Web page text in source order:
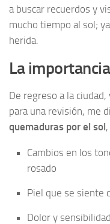
a buscar recuerdos y
mucho tiempo al sol;
herida.
La
De regreso a la
para una revisión, me
quemaduras por el sol
Cambios en los
rosado
Piel que se siente
Dolor y sensibilidad